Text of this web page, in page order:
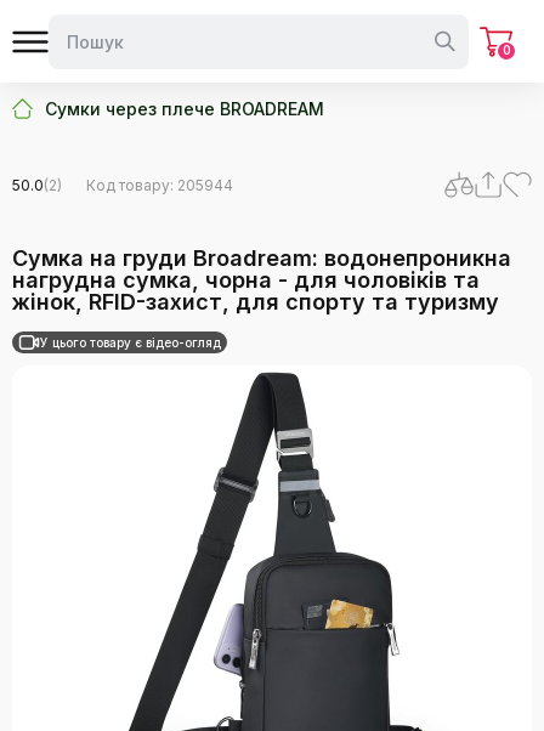
0
Сумки через плече BROADREAM
50.0(2) Код товару: 205944
Сумка на груди Broadream: водонепроникна
нагрудна сумка, чорна - для чоловіків та
жінок, RFID-захист, для спорту та туризму
У цього товару є відео-огляд